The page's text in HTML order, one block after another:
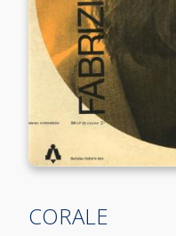
CORALE